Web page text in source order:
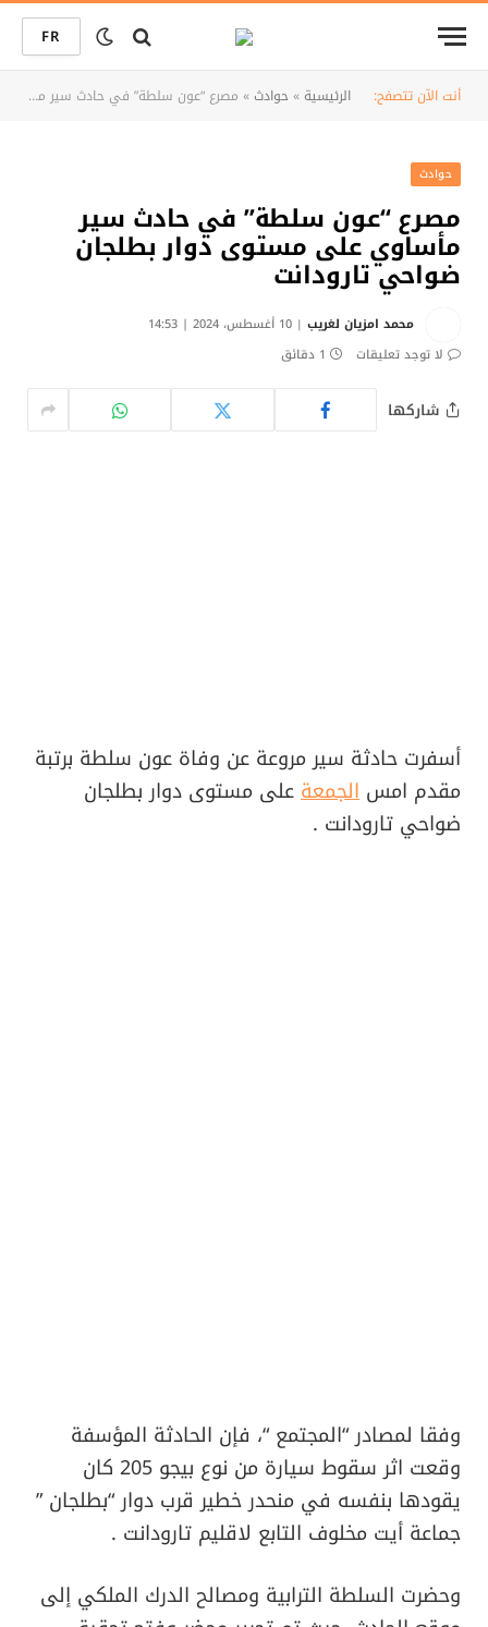
FR
أنت الآن تتصفح: الرئيسية»حوادث» مصرع “عون سلطة” في حادث سير مأساوي على مستوى دوار بطلجان ضواحي تارودانت
حوادث
مصرع “عون سلطة” في حادث سير
مأساوي على مستوى دوار بطلجان
ضواحي تارودانت
محمد امزيان لغريب
10 أغسطس، 2024 | 14:53
لا توجد تعليقات
1 دقائق
شاركها
أسفرت حادثة سير مروعة عن وفاة عون سلطة برتبة
مقدم امس الجمعةعلى مستوى دوار بطلجان
ضواحي تارودانت .
وفقا لمصادر “المجتمع “، فإن الحادثة المؤسفة
وقعت اثر سقوط سيارة من نوع بيجو 205 كان
يقودها بنفسه في منحدر خطير قرب دوار “بطلجان ”
جماعة أيت مخلوف التابع لاقليم تارودانت .
وحضرت السلطة الترابية ومصالح الدرك الملكي إلى